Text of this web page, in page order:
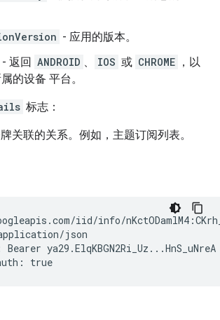
- 应用的版本。
- 返回 ANDROID 、 IOS 或 CHROME ，以
的设备 平台。
标志：
关联的关系。例如，主题订阅列表。
iid/info/
json
ya29.ElqKBGN2Ri_Uz...HnS_uNreA